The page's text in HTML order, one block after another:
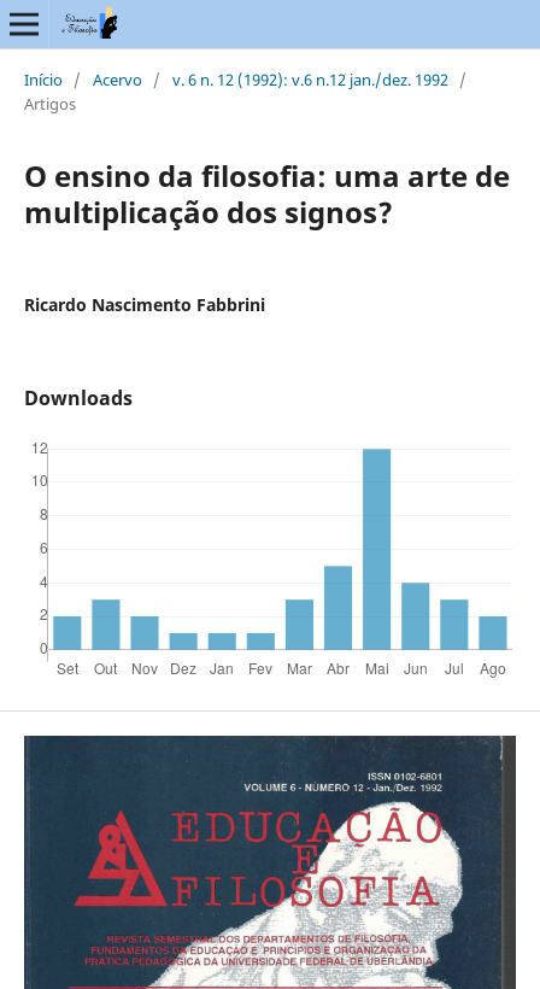
Início / Acervo / v. 6 n. 12 (1992): v.6 n.12 jan./dez. 1992 /
Artigos
O ensino da filosofia: uma arte de
multiplicação dos signos?
Ricardo Nascimento Fabbrini
Downloads